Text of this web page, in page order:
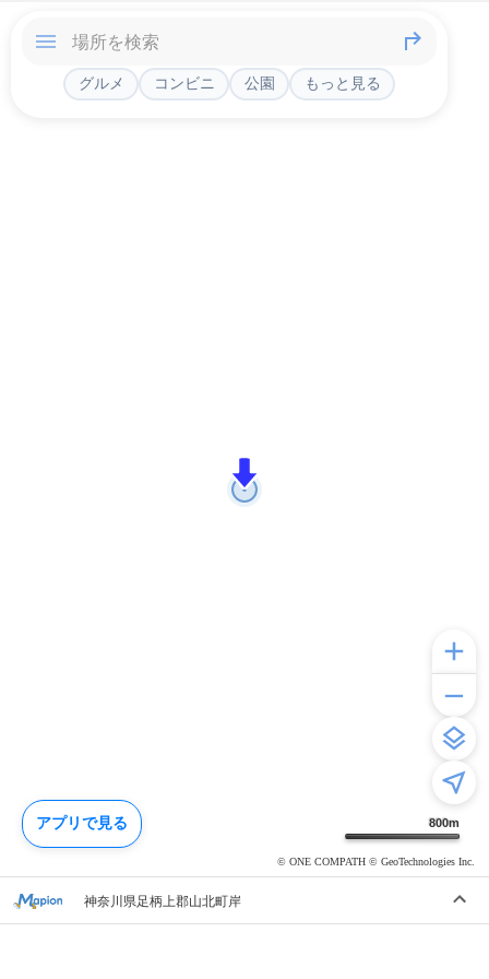
800m
© ONE COMPATH © GeoTechnologies Inc.
グルメ コンビニ 公園 もっと見る
神奈川県足柄上郡山北町岸
アプリで見る